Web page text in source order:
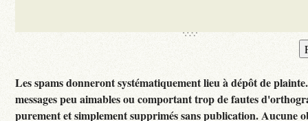
Les spams donneront systématiquement lieu à dépôt de
messages peu aimables ou comportant trop de fautes
purement et simplement supprimés sans publication. Aucune